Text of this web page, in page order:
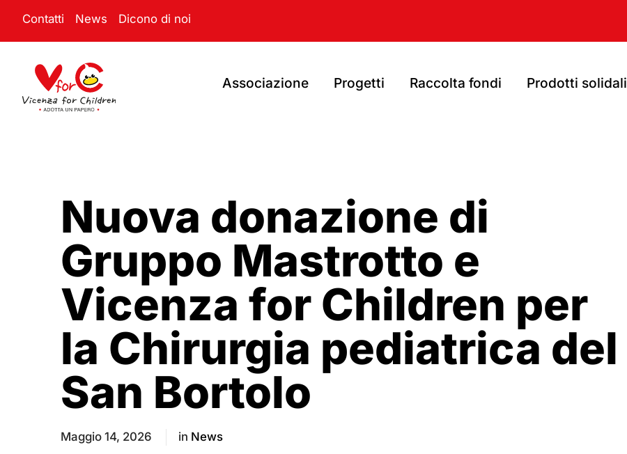
Contatti News Dicono di noi
Associazione Progetti Raccolta fondi Prodotti solidali
Nuova donazione di
Gruppo Mastrotto e
Vicenza for Children per
la Chirurgia pediatrica del
San Bortolo
Maggio 14, 2026 in News